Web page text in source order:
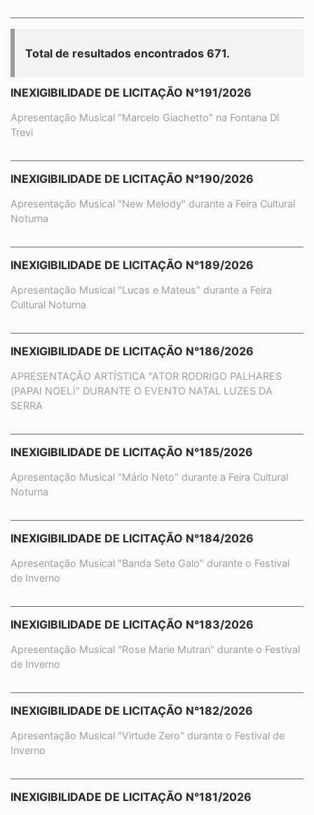
Total de resultados encontrados 671.
INEXIGIBILIDADE DE LICITAÇÃO N°191/2026
Apresentação Musical "Marcelo Giachetto" na Fontana Di
Trevi
INEXIGIBILIDADE DE LICITAÇÃO N°190/2026
Apresentação Musical "New Melody" durante a Feira Cultural
Noturna
INEXIGIBILIDADE DE LICITAÇÃO N°189/2026
Apresentação Musical "Lucas e Mateus" durante a Feira
Cultural Noturna
INEXIGIBILIDADE DE LICITAÇÃO N°186/2026
APRESENTAÇÃO ARTÍSTICA "ATOR RODRIGO PALHARES
(PAPAI NOEL)" DURANTE O EVENTO NATAL LUZES DA
SERRA
INEXIGIBILIDADE DE LICITAÇÃO N°185/2026
Apresentação Musical "Mário Neto" durante a Feira Cultural
Noturna
INEXIGIBILIDADE DE LICITAÇÃO N°184/2026
Apresentação Musical "Banda Sete Galo" durante o Festival
de Inverno
INEXIGIBILIDADE DE LICITAÇÃO N°183/2026
Apresentação Musical "Rose Marie Mutran" durante o Festival
de Inverno
INEXIGIBILIDADE DE LICITAÇÃO N°182/2026
Apresentação Musical "Virtude Zero" durante o Festival de
Inverno
INEXIGIBILIDADE DE LICITAÇÃO N°181/2026